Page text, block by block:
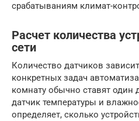
срабатываниям климат-
Расчет количества
сети
Количество датчиков
конкретных задач
комнату обычно ставят один
датчик температуры и
определяет, сколько